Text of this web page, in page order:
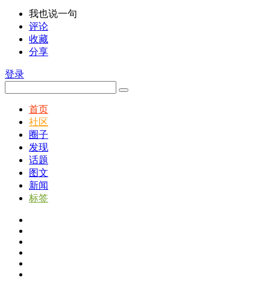
我也说一句
评论
收藏
分享
登录
首页
社区
圈子
发现
话题
图文
新闻
标签